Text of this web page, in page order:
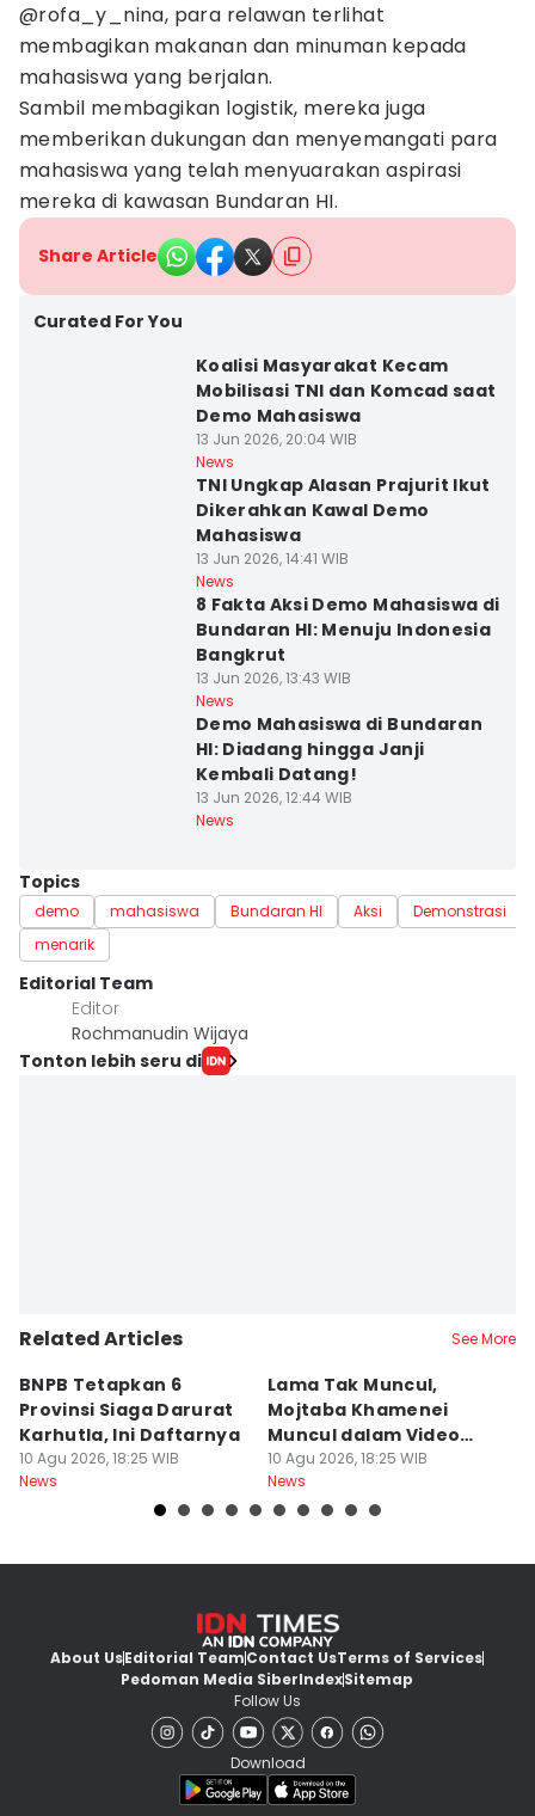
@rofa_y_nina, para relawan terlihat
membagikan makanan dan minuman kepada
mahasiswa yang berjalan.
Sambil membagikan logistik, mereka juga
memberikan dukungan dan menyemangati para
mahasiswa yang telah menyuarakan aspirasi
mereka di kawasan Bundaran HI.
Share Article
Curated For You
Koalisi Masyarakat Kecam
Mobilisasi TNI dan Komcad saat
Demo Mahasiswa
13 Jun 2026, 20:04 WIB
News
TNI Ungkap Alasan Prajurit Ikut
Dikerahkan Kawal Demo
Mahasiswa
13 Jun 2026, 14:41 WIB
News
8 Fakta Aksi Demo Mahasiswa di
Bundaran HI: Menuju Indonesia
Bangkrut
13 Jun 2026, 13:43 WIB
News
Demo Mahasiswa di Bundaran
HI: Diadang hingga Janji
Kembali Datang!
13 Jun 2026, 12:44 WIB
News
Topics
demo mahasiswa Bundaran HI Aksi
Demonstrasi
menarik
Editorial Team
Editor
Rochmanudin Wijaya
Tonton lebih seru di
Related Articles See More
BNPB Tetapkan 6
Provinsi Siaga Darurat
Karhutla, Ini Daftarnya
10 Agu 2026, 18:25 WIB
News
Lama Tak Muncul,
Mojtaba Khamenei
Muncul dalam Video
Perdana 13 Detik
10 Agu 2026, 18:25 WIB
News
About UsEditorial TeamContact UsTerms of Services
Pedoman Media SiberIndexSitemap
Follow Us
Download